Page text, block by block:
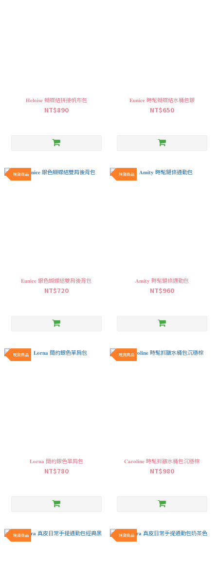
𝐇𝐞𝐥𝐨𝐢𝐬𝐞 蝴蝶結拼接帆布包
NT$890
𝐄𝐮𝐧𝐢𝐜𝐞 時髦蝴蝶結水桶包銀
NT$650
現貨商品
𝐄𝐮𝐧𝐢𝐜𝐞 銀色蝴蝶結雙肩後背包
NT$720
現貨商品
𝐀𝐦𝐢𝐭𝐲 時髦鏈條通勤包
NT$960
現貨商品
𝐋𝐨𝐫𝐧𝐚 簡約銀色單肩包
NT$780
現貨商品
𝐂𝐚𝐫𝐨𝐥𝐢𝐧𝐞 時髦抓皺水桶包沉穩棕
NT$980
現貨商品 現貨商品